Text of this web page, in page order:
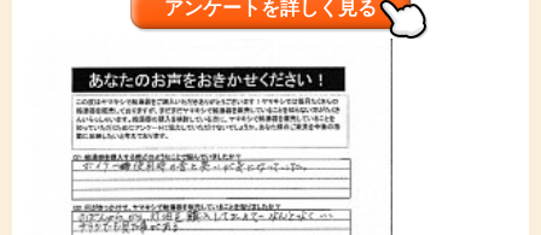
アンケートを詳しく見る